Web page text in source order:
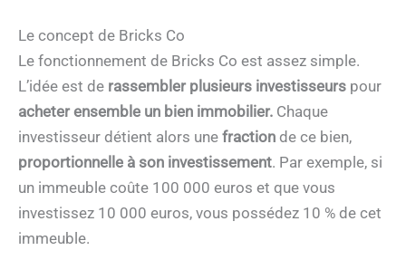
Le concept de Bricks Co
Le fonctionnement de Bricks Co est assez simple.
L’idée est de rassembler plusieurs investisseurs pour
acheter ensemble un bien immobilier. Chaque
investisseur détient alors une fraction de ce bien,
proportionnelle à son investissement. Par exemple, si
un immeuble coûte 100 000 euros et que vous
investissez 10 000 euros, vous possédez 10 % de cet
immeuble.